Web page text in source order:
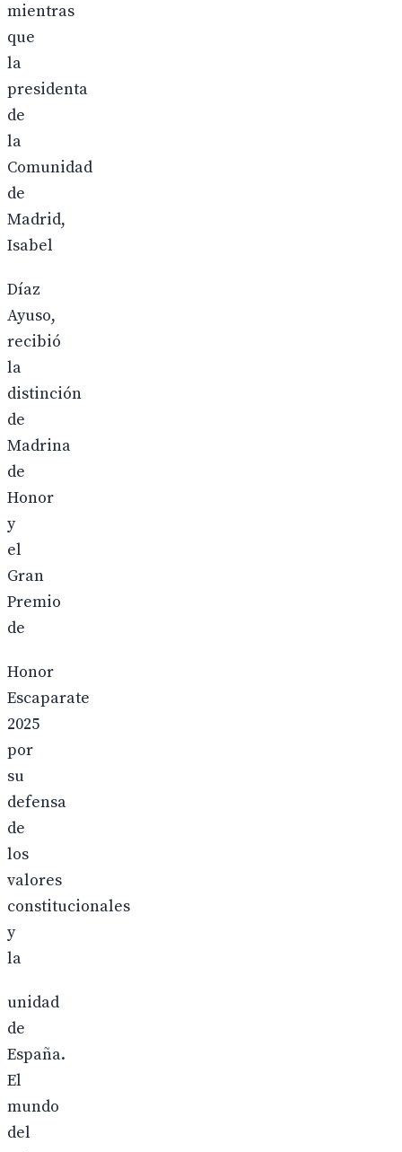
mientras
que
la
presidenta
de
la
Comunidad
de
Madrid,
Isabel
Díaz
Ayuso,
recibió
la
distinción
de
Madrina
de
Honor
y
el
Gran
Premio
de
Honor
Escaparate
2025
por
su
defensa
de
los
valores
constitucionales
y
la
unidad
de
España.
El
mundo
del